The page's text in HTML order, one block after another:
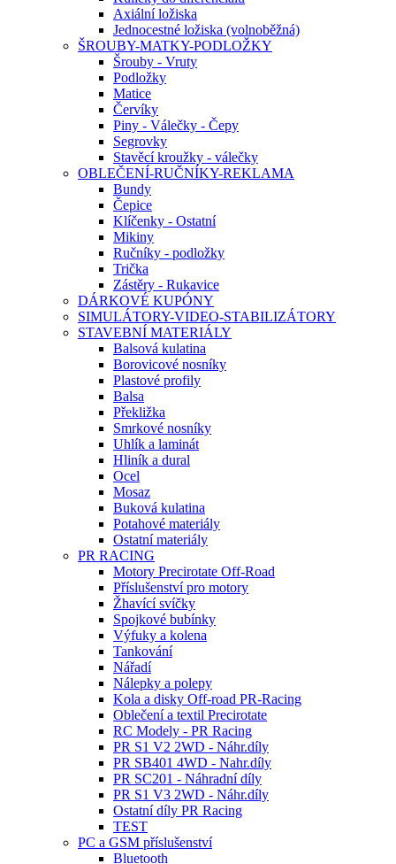
Axiální ložiska
Jednocestné ložiska (volnoběžná)
ŠROUBY-MATKY-PODLOŽKY
Šrouby - Vruty
Podložky
Matice
Červíky
Piny - Válečky - Čepy
Segrovky
Stavěcí kroužky - válečky
OBLEČENÍ-RUČNÍKY-REKLAMA
Bundy
Čepice
Klíčenky - Ostatní
Mikiny
Ručníky - podložky
Trička
Zástěry - Rukavice
DÁRKOVÉ KUPÓNY
SIMULÁTORY-VIDEO-STABILIZÁTORY
STAVEBNÍ MATERIÁLY
Balsová kulatina
Borovicové nosníky
Plastové profily
Balsa
Překližka
Smrkové nosníky
Uhlík a laminát
Hliník a dural
Ocel
Mosaz
Buková kulatina
Potahové materiály
Ostatní materiály
PR RACING
Motory Precirotate Off-Road
Příslušenství pro motory
Žhavící svíčky
Spojkové bubínky
Výfuky a kolena
Tankování
Nářadí
Nálepky a polepy
Kola a disky Off-road PR-Racing
Oblečení a textil Precirotate
RC Modely - PR Racing
PR S1 V2 2WD - Náhr.díly
PR SB401 4WD - Nahr.díly
PR SC201 - Náhradní díly
PR S1 V3 2WD - Náhr.díly
Ostatní díly PR Racing
TEST
PC a GSM příslušenství
Bluetooth